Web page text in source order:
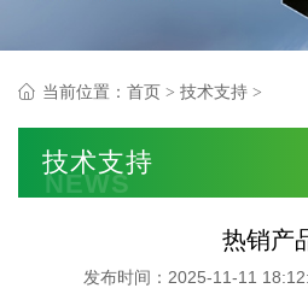
当前位置： 首页 > 技术支持 >
技术支持
NEWS
热销产
发布时间：2025-11-11